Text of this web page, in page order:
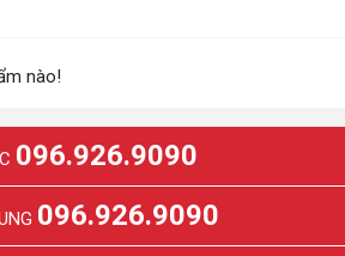
nào!
096.926.9090
096.926.9090